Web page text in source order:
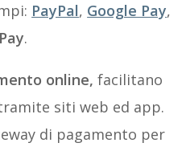
PayPal, Google Pay,
.
online,facilitano
siti web ed app.
di pagamento per